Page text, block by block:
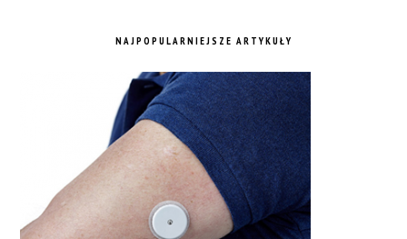
NAJPOPULARNIEJSZE ARTYKUŁY